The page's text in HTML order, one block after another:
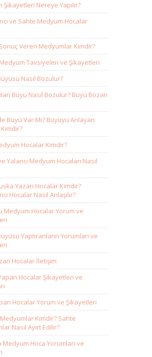
Şikayetleri Nereye Yapılır?
ve Sahte Medyum Hocalar
Veren Medyumlar Kimdir?
Tavsiyeleri ve Şikayetleri
Nasıl Bozulur?
Büyü Nasıl Bozulur? Büyü Bozan
Büyü Var Mı? Büyüyü Anlayan
Hocalar Kimdir?
Yalancı Medyum Hocaları Nasıl
Yazan Hocalar Kimdir?
Hocalar Nasıl Anlaşılır?
Medyum Hocalar Yorum ve
Yaptıranların Yorumları ve
Hocalar İletişim
Hocalar Şikayetleri ve
Hocalar Yorum ve Şikayetleri
Kimdir? Sahte
Nasıl Ayırt Edilir?
Medyum Hoca Yorumları ve